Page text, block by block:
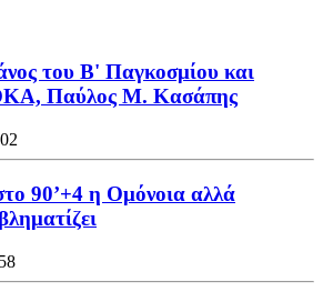
του Β' Παγκοσμίου και
Παύλος Μ. Κασάπης
90’+4 η Ομόνοια αλλά